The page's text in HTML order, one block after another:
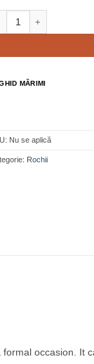
MĂRIMI
Nu se aplică
Rochii
occasion. It